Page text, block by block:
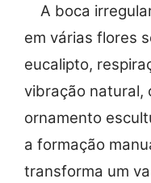
A boca
em várias flores
eucalipto,
vibração natural,
ornamento
a formação
transforma um